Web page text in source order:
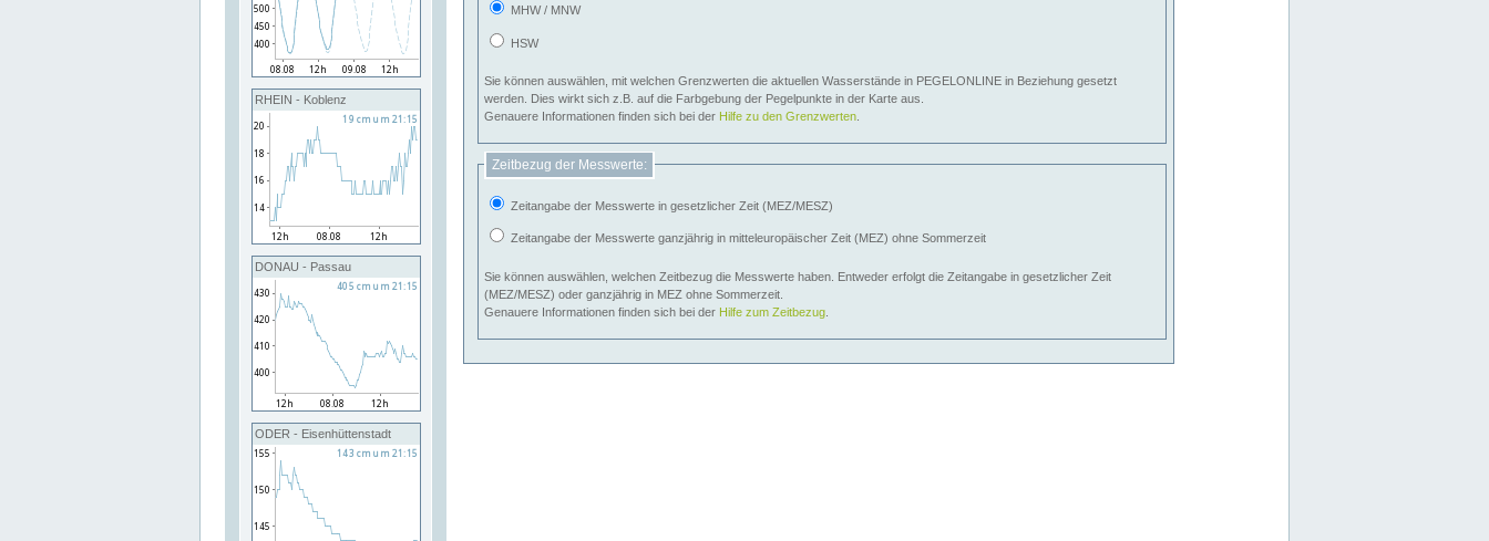
RHEIN - Koblenz
DONAU - Passau
ODER - Eisenhüttenstadt
MHW / MNW
HSW
Sie können auswählen, mit welchen Grenzwerten die aktuellen Wasserstände in PEGELONLINE in Beziehung gesetzt
werden. Dies wirkt sich z.B. auf die Farbgebung der Pegelpunkte in der Karte aus.
Genauere Informationen finden sich bei der Hilfe zu den Grenzwerten
Zeitbezug der Messwerte:
Zeitangabe der Messwerte in gesetzlicher Zeit (MEZ/MESZ)
Zeitangabe der Messwerte ganzjährig in mitteleuropäischer Zeit (MEZ) ohne Sommerzeit
Sie können auswählen, welchen Zeitbezug die Messwerte haben. Entweder erfolgt die Zeitangabe in gesetzlicher Zeit
(MEZ/MESZ) oder ganzjährig in MEZ ohne Sommerzeit.
Genauere Informationen finden sich bei der Hilfe zum Zeitbezug